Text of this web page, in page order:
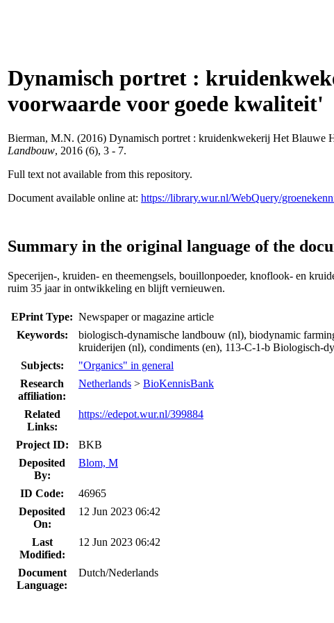
Dynamisch portret :
voorwaarde voor goede kwaliteit'
Bierman, M.N. (2016) Dynamisch portret : kruidenkwekerij Het Blauwe
Landbouw, 2016 (6), 3 - 7.
Full text not available from this repository.
Document available online at: https://library.wur.nl/WebQuery/
Summary in the original language of the
Specerijen-, kruiden- en theemengsels, bouillonpoeder, knoflook- en
ruim 35 jaar in ontwikkeling en blijft vernieuwen.
EPrint Type: Newspaper or magazine article
Keywords:
biologisch-dynamische landbouw (nl), biodynamic
kruiderijen (nl), condiments (en), 113-C-1-b Biologisch-
Subjects:
"Organics" in general
Research
affiliation:
Netherlands > BioKennisBank
Related
Links:
https://edepot.wur.nl/399884
Project ID:
BKB
Deposited
By:
Blom, M
ID Code:
46965
Deposited
On:
12 Jun 2023 06:42
Last
Modified:
12 Jun 2023 06:42
Document
Language:
Dutch/Nederlands